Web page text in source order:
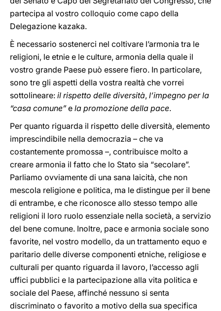
partecipa al vostro colloquio come capo della
Delegazione kazaka.
È necessario sostenerci nel coltivare l’armonia tra le
religioni, le etnie e le culture, armonia della quale il
vostro grande Paese può essere fiero. In particolare,
sono tre gli aspetti della vostra realtà che vorrei
sottolineare: il rispetto delle diversità, l’impegno per la
“casa comune”e la promozione della pace.
Per quanto riguarda il rispetto delle diversità, elemento
imprescindibile nella democrazia – che va
costantemente promossa –, contribuisce molto a
creare armonia il fatto che lo Stato sia “secolare”.
Parliamo ovviamente di una sana laicità, che non
mescola religione e politica, ma le distingue per il bene
di entrambe, e che riconosce allo stesso tempo alle
religioni il loro ruolo essenziale nella società, a servizio
del bene comune. Inoltre, pace e armonia sociale sono
favorite, nel vostro modello, da un trattamento equo e
paritario delle diverse componenti etniche, religiose e
culturali per quanto riguarda il lavoro, l’accesso agli
uffici pubblici e la partecipazione alla vita politica e
sociale del Paese, affinché nessuno si senta
discriminato o favorito a motivo della sua specifica